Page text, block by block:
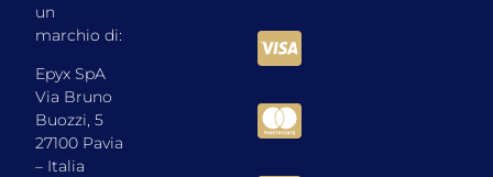
un
marchio di:
Epyx SpA
Via Bruno
Buozzi, 5
27100 Pavia
– Italia